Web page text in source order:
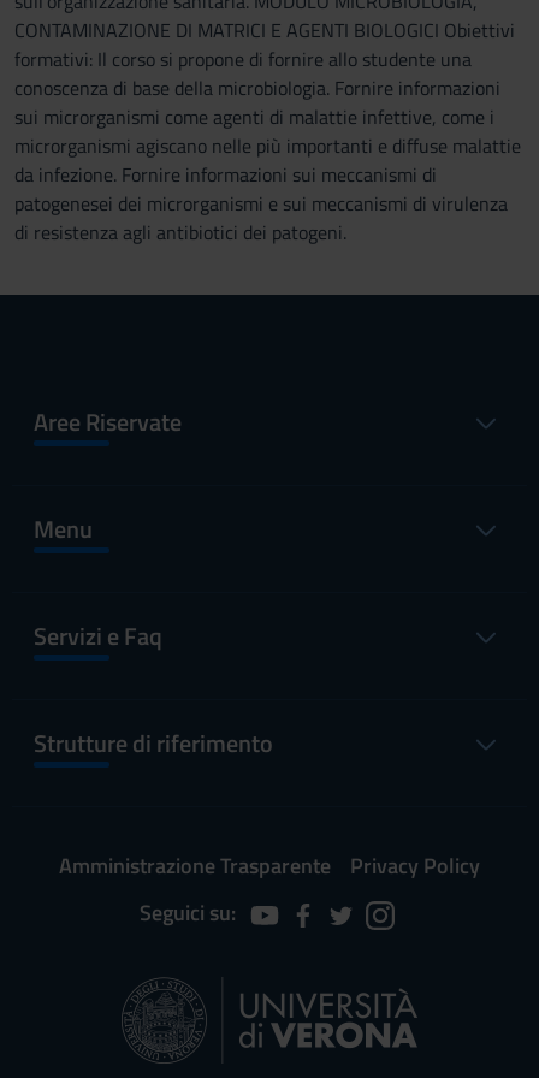
CONTAMINAZIONE DI MATRICI E AGENTI BIOLOGICI Obiettivi
formativi: Il corso si propone di fornire allo studente una
conoscenza di base della microbiologia. Fornire informazioni
sui microrganismi come agenti di malattie infettive, come i
microrganismi agiscano nelle più importanti e diffuse malattie
da infezione. Fornire informazioni sui meccanismi di
patogenesei dei microrganismi e sui meccanismi di virulenza
di resistenza agli antibiotici dei patogeni.
Aree Riservate
Menu
Servizi e Faq
Strutture di riferimento
Amministrazione Trasparente
Privacy Policy
Seguici su: